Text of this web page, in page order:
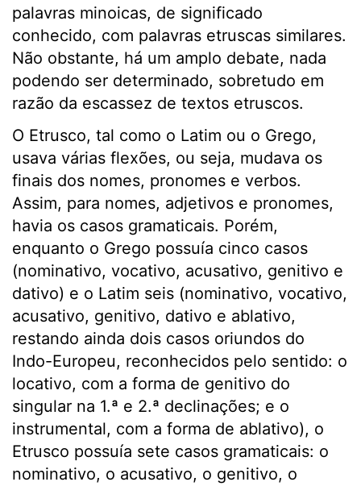
palavras minoicas, de significado
conhecido, com palavras etruscas similares.
Não obstante, há um amplo debate, nada
podendo ser determinado, sobretudo em
razão da escassez de textos etruscos.
O Etrusco, tal como o Latim ou o Grego,
usava várias flexões, ou seja, mudava os
finais dos nomes, pronomes e verbos.
Assim, para nomes, adjetivos e pronomes,
havia os casos gramaticais. Porém,
enquanto o Grego possuía cinco casos
(nominativo, vocativo, acusativo, genitivo e
dativo) e o Latim seis (nominativo, vocativo,
acusativo, genitivo, dativo e ablativo,
restando ainda dois casos oriundos do
Indo-Europeu, reconhecidos pelo sentido: o
locativo, com a forma de genitivo do
singular na 1.ª e 2.ª declinações; e o
instrumental, com a forma de ablativo), o
Etrusco possuía sete casos gramaticais: o
nominativo, o acusativo, o genitivo, o